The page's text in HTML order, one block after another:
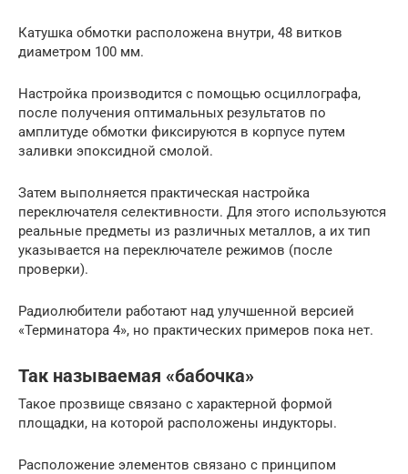
Катушка обмотки расположена внутри, 48 витков
диаметром 100 мм.
Настройка производится с помощью осциллографа,
после получения оптимальных результатов по
амплитуде обмотки фиксируются в корпусе путем
заливки эпоксидной смолой.
Затем выполняется практическая настройка
переключателя селективности. Для этого используются
реальные предметы из различных металлов, а их тип
указывается на переключателе режимов (после
проверки).
Радиолюбители работают над улучшенной версией
«Терминатора 4», но практических примеров пока нет.
Так называемая «бабочка»
Такое прозвище связано с характерной формой
площадки, на которой расположены индукторы.
Расположение элементов связано с принципом